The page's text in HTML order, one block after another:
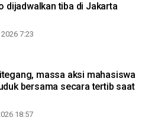
dijadwalkan tiba di Jakarta
7:23
massa aksi mahasiswa
bersama secara tertib saat
18:57